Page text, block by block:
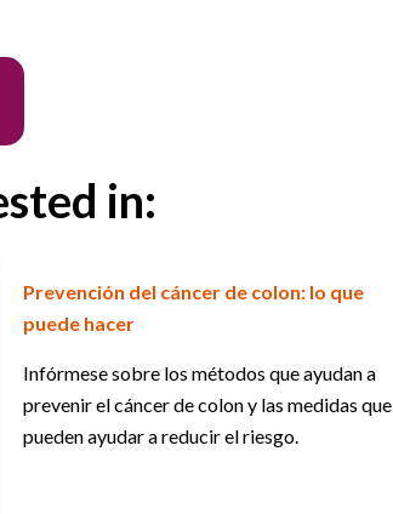
in:
Prevención del cáncer de colon: lo que
puede hacer
Infórmese sobre los métodos que ayudan a
prevenir el cáncer de colon y las medidas que
pueden ayudar a reducir el riesgo.